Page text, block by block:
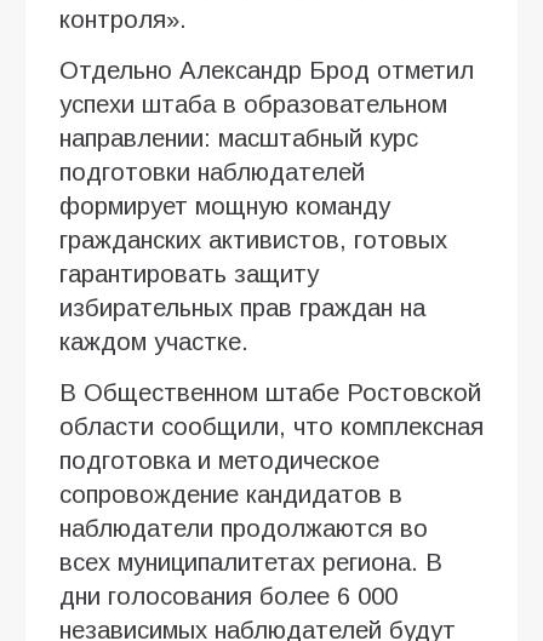
контроля».
Отдельно Александр Брод отметил
успехи штаба в образовательном
направлении: масштабный курс
подготовки наблюдателей
формирует мощную команду
гражданских активистов, готовых
гарантировать защиту
избирательных прав граждан на
каждом участке.
В Общественном штабе Ростовской
области сообщили, что комплексная
подготовка и методическое
сопровождение кандидатов в
наблюдатели продолжаются во
всех муниципалитетах региона. В
дни голосования более 6 000
независимых наблюдателей будут